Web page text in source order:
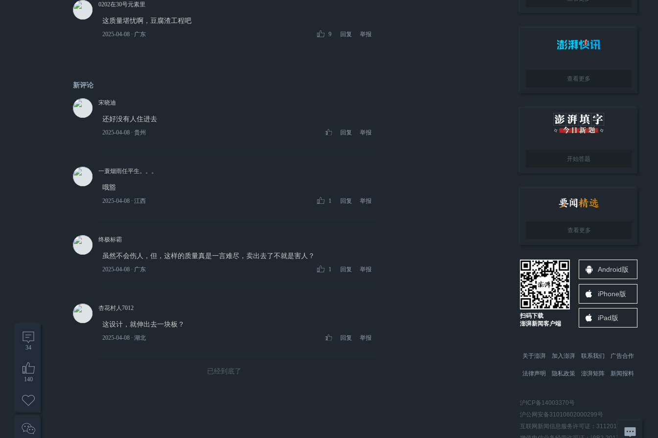
34
140
0202在30号元素里
这质量堪忧啊，豆腐渣工程吧
2025-04-08 ∙ 广东 9 回复 举报
新评论
宋晓迪
还好没有人住进去
2025-04-08 ∙ 贵州 回复 举报
一蓑烟雨任平生。。。
哦豁
2025-04-08 ∙ 江西 1 回复 举报
终极标霸
虽然不会伤人，但，这样的质量真是一言难尽，卖出去了不就是害人？
2025-04-08 ∙ 广东 1 回复 举报
杏花村人7012
这设计，就伸出去一块板？
2025-04-08 ∙ 湖北 回复 举报
已经到底了
查看更多
开始答题
查看更多
扫码下载
澎湃新闻客户端
Android版
iPhone版
iPad版
关于澎湃 加入澎湃 联系我们 广告合作
法律声明 隐私政策 澎湃矩阵 新闻报料
沪ICP备14003370号
沪公网安备31010602000299号
互联网新闻信息服务许可证：31120170006